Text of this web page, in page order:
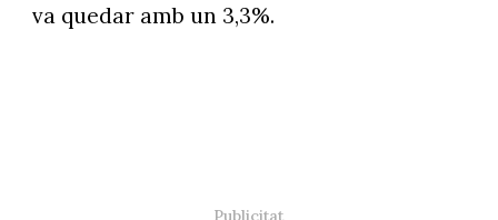
va quedar amb un 3,3%.